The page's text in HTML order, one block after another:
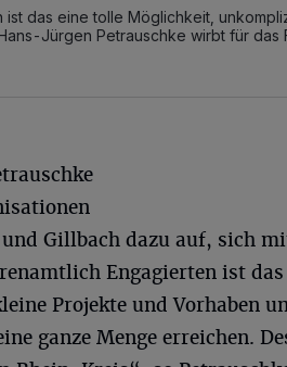
ist das eine tolle Möglichkeit,
Jürgen Petrauschke wirbt für das
Gillbach dazu auf, sich
Engagierten ist
Projekte und Vorhaben
ganze Menge erreichen.